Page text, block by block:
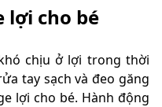
lợi cho bé
chịu ở lợi trong thời
tay sạch và đeo găng
lợi cho bé. Hành động